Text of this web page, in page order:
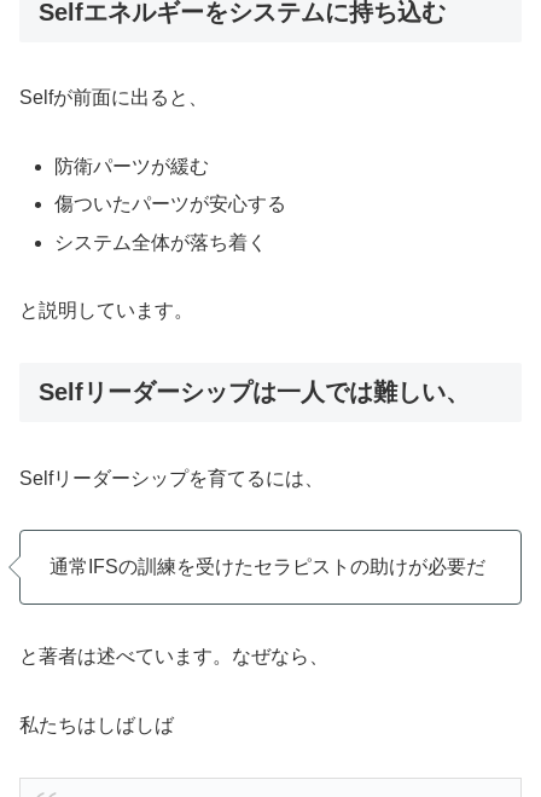
Selfエネルギーをシステムに持ち込む
Selfが前面に出ると、
防衛パーツが緩む
傷ついたパーツが安心する
システム全体が落ち着く
と説明しています。
Selfリーダーシップは一人では難しい、
Selfリーダーシップを育てるには、
通常IFSの訓練を受けたセラピストの助けが必要だ
と著者は述べています。なぜなら、
私たちはしばしば